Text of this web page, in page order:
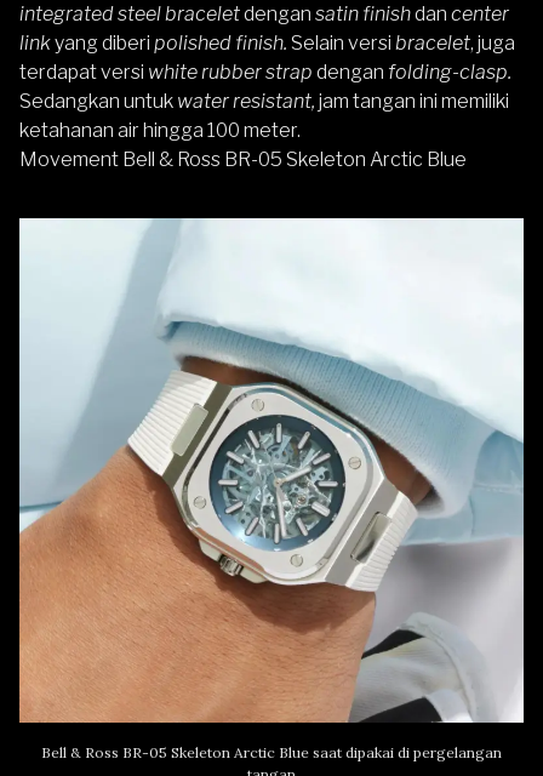
integrated steel braceletdengan satin finishdan center
linkyang diberi polished finish. Selain versi bracelet, juga
terdapat versi white rubber strap dengan folding-clasp.
Sedangkan untuk water resistant, jam tangan ini memiliki
ketahanan air hingga 100 meter.
Movement Bell & Ross BR-05 Skeleton Arctic Blue
Bell & Ross BR-05 Skeleton Arctic Blue saat dipakai di pergelangan